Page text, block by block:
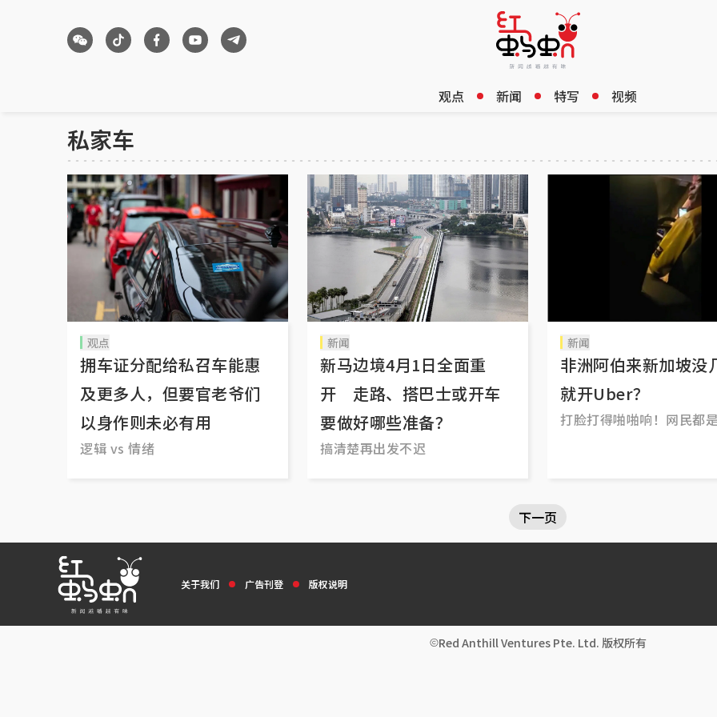
观点 新闻 特写 视频
私家车
观点
拥车证分配给私召车能惠
及更多人，但要官老爷们
以身作则未必有用
逻辑 vs 情绪
新闻
新马边境4月1日全面重
开 走路、搭巴士或开车
要做好哪些准备？
搞清楚再出发不迟
新闻
非洲阿伯来新加坡没
就开Uber？
打脸打得啪啪响！网民都
下一页
关于我们 广告刊登 版权说明
Red Anthill Ventures Pte. Ltd. 版权所有